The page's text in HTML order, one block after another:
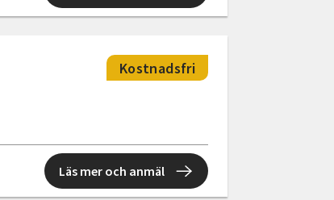
Kostnadsfri
Läs mer och anmäl